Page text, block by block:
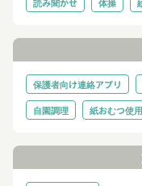
保護者向け連絡アプリ
自園調理
紙おむつ使用